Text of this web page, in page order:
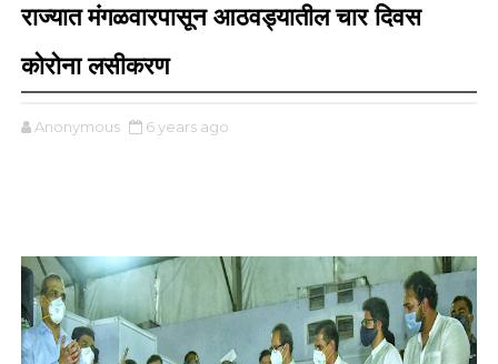
राज्यात मंगळवारपासून आठवड्यातील चार दिवस
कोरोना लसीकरण
Anonymous 6 years ago